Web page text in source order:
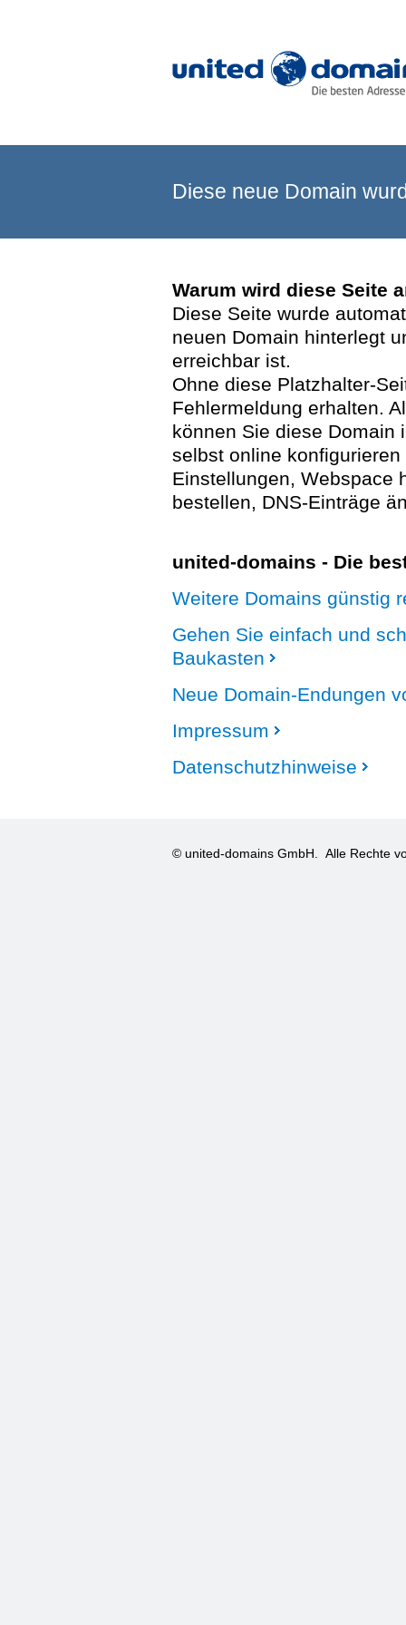
Diese neue Domain
Warum wird diese Seite
Diese Seite wurde
neuen Domain hinterlegt
erreichbar ist.
Ohne diese Platzhalter-
Fehlermeldung erhalten.
können Sie diese Domain
selbst online
Einstellungen, Webspace
bestellen, DNS-Einträge
united-domains - Die
Weitere Domains günstig
Gehen Sie einfach und
Baukasten
Neue Domain-Endungen
Impressum
Datenschutzhinweise
© united-domains GmbH. Alle Rechte